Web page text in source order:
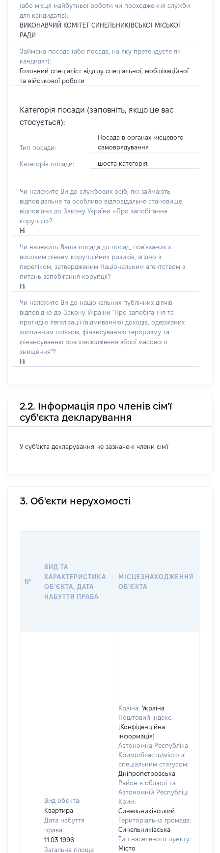
(або місця майбутньої роботи чи проходження служби
для кандидатів):
ВИКОНАВЧИЙ КОМІТЕТ СИНЕЛЬНИКІВСЬКОЇ МІСЬКОЇ
РАДИ
Займана посада (або посада, на яку претендуєте як
кандидат):
Головний спеціаліст відділу спеціальної, мобілізаційної
та військової роботи
Категорія посади (заповніть, якщо це вас
стосується):
Тип посади:
Посада в органах місцевого
самоврядування
Категорія посади: шоста категорія
Чи належите Ви до службових осіб, які займають
відповідальне та особливо відповідальне становище,
відповідно до Закону України «Про запобігання
корупції»?
Ні
Чи належить Ваша посада до посад, пов'язаних з
високим рівнем корупційних ризиків, згідно з
переліком, затвердженим Національним агентством з
питань запобігання корупції?
Ні
Чи належите Ви до національних публічних діячів
відповідно до Закону України "Про запобігання та
протидію легалізації (відмиванню) доходів, одержаних
злочинним шляхом, фінансуванню тероризму та
фінансуванню розповсюдження зброї масового
знищення"?
Ні
2.2. Інформація про членів сім'ї
суб'єкта декларування
У суб'єкта декларування не зазначені члени сім'ї
3. Об'єкти нерухомості
№
ВИД ТА
ХАРАКТЕРИСТИКА
ОБʼЄКТА, ДАТА
НАБУТТЯ ПРАВА
МІСЦЕЗНАХОДЖЕННЯ
ОБʼЄКТА
Вид об'єкта:
Квартира
Дата набуття
права:
11.03.1996
Загальна площа
Країна: Україна
Поштовий індекс:
[Конфіденційна
інформація]
Автономна Республіка
Крим/область/місто зі
спеціальним статусом:
Дніпропетровська
Район в області та
Автономній Республіці
Крим:
Синельниківський
Територіальна громада:
Синельниківська
Тип населеного пункту:
Місто